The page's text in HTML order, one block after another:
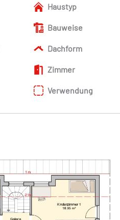
Haustyp
Bauweise
Dachform
Zimmer
Verwendung